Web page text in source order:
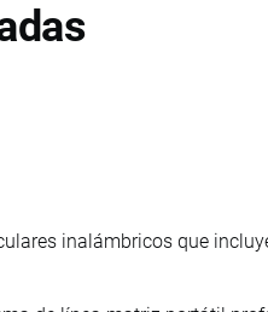
inalámbricos que